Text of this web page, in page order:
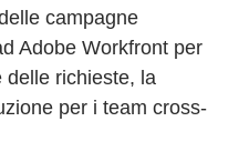
campagne
Adobe Workfront per
delle richieste, la
per i team cross-